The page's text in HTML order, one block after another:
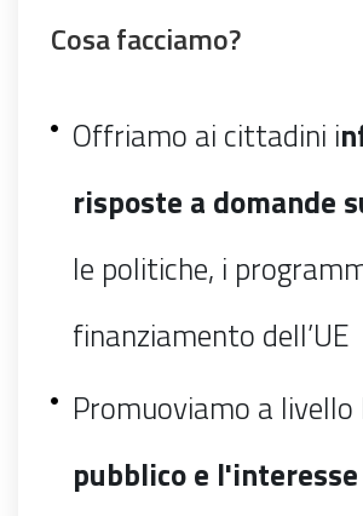
Cosa facciamo?
Offriamo ai cittadini i
risposte a domande
le politiche, i
finanziamento dell’UE
Promuoviamo a
pubblico e